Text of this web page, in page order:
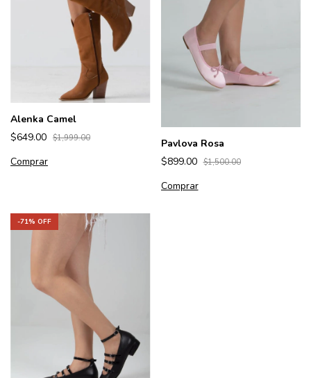
Alenka Camel
$649.00 $1,999.00
Comprar
Pavlova Rosa
$899.00 $1,500.00
Comprar
-71% OFF